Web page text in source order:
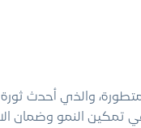
والذي أحدث
تمكين النمو وضمان